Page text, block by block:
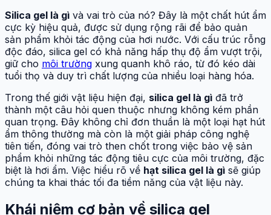
Silica gel là gì và vai trò của nó? Đây là một chất hút ẩm
cực kỳ hiệu quả, được sử dụng rộng rãi để bảo quản
sản phẩm khỏi tác động của hơi nước. Với cấu trúc rỗng
độc đáo, silica gel có khả năng hấp thụ độ ẩm vượt trội,
giữ cho môi trường xung quanh khô ráo, từ đó kéo dài
tuổi thọ và duy trì chất lượng của nhiều loại hàng hóa.
Trong thế giới vật liệu hiện đại, silica gel là gì đã trở
thành một câu hỏi quen thuộc nhưng không kém phần
quan trọng. Đây không chỉ đơn thuần là một loại hạt hút
ẩm thông thường mà còn là một giải pháp công nghệ
tiên tiến, đóng vai trò then chốt trong việc bảo vệ sản
phẩm khỏi những tác động tiêu cực của môi trường, đặc
biệt là hơi ẩm. Việc hiểu rõ về hạt silica gel là gì sẽ giúp
chúng ta khai thác tối đa tiềm năng của vật liệu này.
Khái niệm cơ bản về silica gel